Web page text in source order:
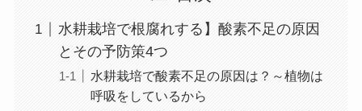
水耕栽培で根腐れする】酸素不足の原因
とその予防策4つ
水耕栽培で酸素不足の原因は？～植物は
呼吸をしているから